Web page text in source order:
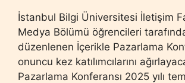
İstanbul Bilgi Üniversitesi İletişim
Medya Bölümü öğrencileri
düzenlenen İçerikle Pazarlama
onuncu kez katılımcılarını
Pazarlama Konferansı 2025 yılı